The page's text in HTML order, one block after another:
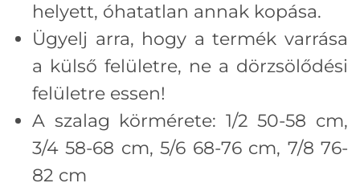
helyett, óhatatlan annak kopása.
Ügyelj arra, hogy a termék varrása
a külső felületre, ne a dörzsölődési
felületre essen!
A szalag körmérete: 1/2 50-58 cm,
3/4 58-68 cm, 5/6 68-76 cm, 7/8 76-
82 cm